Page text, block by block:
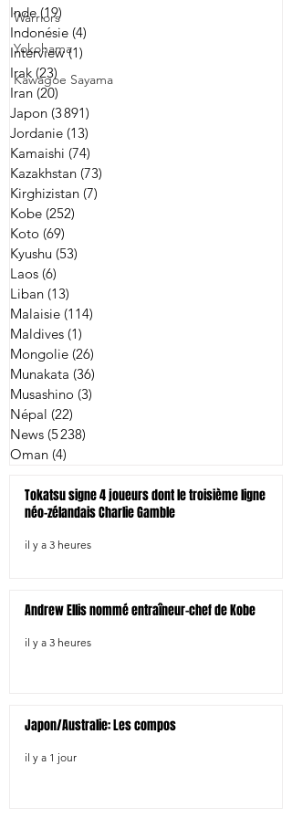
Warriors
Yokohama
Kawagoe Sayama
Inde (19)
Indonésie (4)
Interview (1)
Irak (23) 23 posts
Iran (20) 20 posts
Japon (3 891)
Jordanie (13)
Kamaishi (74)
Kazakhstan (73)
Kirghizistan (7)
Kobe (252)
Koto (69)
Kyushu (53)
Laos (6)
Liban (13)
Malaisie (114)
Maldives (1)
Mongolie (26)
Munakata (36)
Musashino (3)
Népal (22)
News (5 238)
Oman (4)
Tokatsu signe 4 joueurs dont le troisième ligne
néo-zélandais Charlie Gamble
il y a 3 heures
Andrew Ellis nommé entraîneur-chef de Kobe
il y a 3 heures
Japon/Australie: Les compos
il y a 1 jour